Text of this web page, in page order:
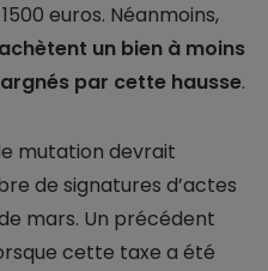
euros. Néanmoins,
un bien à moins
par cette hausse.
mutation devrait
de signatures d’actes
mars. Un précédent
cette taxe a été